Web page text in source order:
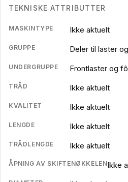
TEKNISKE ATTRIBUTTER
MASKINTYPE Ikke aktuelt
GRUPPE Deler til laster
UNDERGRUPPE Frontlaster og
TRÅD Ikke aktuelt
KVALITET Ikke aktuelt
LENGDE Ikke aktuelt
TRÅDLENGDE Ikke aktuelt
ÅPNING AV SKIFTENØKKELENIkke